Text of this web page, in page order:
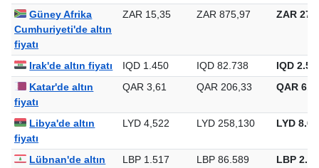
Güney Afrika
Cumhuriyeti'de altın
fiyatı
ZAR 15,35 ZAR 875,97 ZAR
Irak'de altın fiyatı IQD 1.450 IQD 82.738
IQD
Katar'de altın
fiyatı
QAR 3,61 QAR 206,33 QAR
Libya'de altın
fiyatı
LYD 4,522 LYD 258,130 LYD
Lübnan'de altın
LBP 1.517 LBP 86.589 LBP